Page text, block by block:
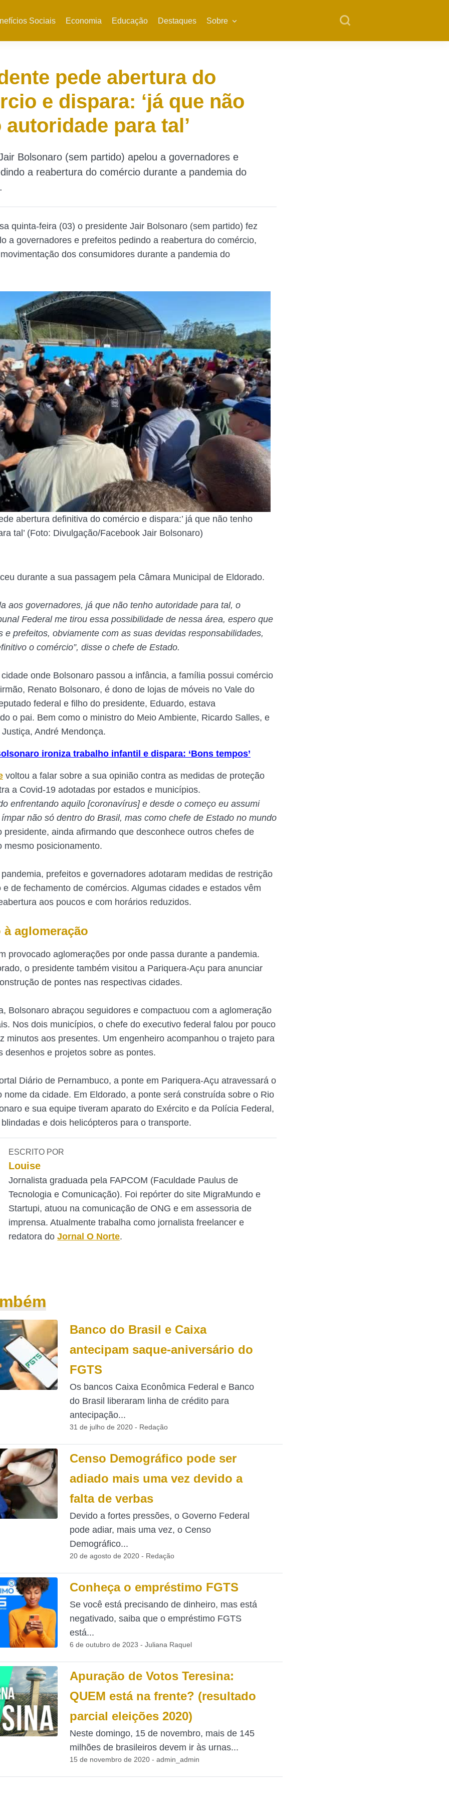
Sociais Economia Educação Destaques Sobre
pede abertura do
e dispara: ‘já que não
para tal’
Bolsonaro (sem partido) apelou a governadores e
a reabertura do comércio durante a pandemia do
quinta-feira (03) o presidente Jair Bolsonaro (sem partido) fez
a governadores e prefeitos pedindo a reabertura do comércio,
dos consumidores durante a pandemia do
abertura definitiva do comércio e dispara:’ já que não tenho
tal’ (Foto: Divulgação/Facebook Jair Bolsonaro)
durante a sua passagem pela Câmara Municipal de Eldorado.
aos governadores, já que não tenho autoridade para tal, o
Federal me tirou essa possibilidade de nessa área, espero que
e prefeitos, obviamente com as suas devidas responsabilidades,
o comércio”, disse o chefe de Estado.
onde Bolsonaro passou a infância, a família possui comércio
Renato Bolsonaro, é dono de lojas de móveis no Vale do
federal e filho do presidente, Eduardo, estava
o pai. Bem como o ministro do Meio Ambiente, Ricardo Salles, e
André Mendonça.
ironiza trabalho infantil e dispara: ‘Bons tempos’
voltou a falar sobre a sua opinião contra as medidas de proteção
a Covid-19 adotadas por estados e municípios.
enfrentando aquilo [coronavírus] e desde o começo eu assumi
não só dentro do Brasil, mas como chefe de Estado no mundo
presidente, ainda afirmando que desconhece outros chefes de
mesmo posicionamento.
prefeitos e governadores adotaram medidas de restrição
e de fechamento de comércios. Algumas cidades e estados vêm
aos poucos e com horários reduzidos.
aglomeração
provocado aglomerações por onde passa durante a pandemia.
o presidente também visitou a Pariquera-Açu para anunciar
de pontes nas respectivas cidades.
Bolsonaro abraçou seguidores e compactuou com a aglomeração
Nos dois municípios, o chefe do executivo federal falou por pouco
minutos aos presentes. Um engenheiro acompanhou o trajeto para
desenhos e projetos sobre as pontes.
Diário de Pernambuco, a ponte em Pariquera-Açu atravessará o
nome da cidade. Em Eldorado, a ponte será construída sobre o Rio
e sua equipe tiveram aparato do Exército e da Polícia Federal,
e dois helicópteros para o transporte.
ESCRITO POR
Louise
Jornalista graduada pela FAPCOM (Faculdade Paulus de
Tecnologia e Comunicação). Foi repórter do site MigraMundo e
Startupi, atuou na comunicação de ONG e em assessoria de
imprensa. Atualmente trabalha como jornalista freelancer e
redatora doJornal O Norte.
Banco do Brasil e Caixa
antecipam saque-aniversário do
FGTS
Os bancos Caixa Econômica Federal e Banco
do Brasil liberaram linha de crédito para
antecipação...
31 de julho de 2020 - Redação
Censo Demográfico pode ser
adiado mais uma vez devido a
falta de verbas
Devido a fortes pressões, o Governo Federal
pode adiar, mais uma vez, o Censo
Demográfico...
20 de agosto de 2020 - Redação
Conheça o empréstimo FGTS
Se você está precisando de dinheiro, mas está
negativado, saiba que o empréstimo FGTS
está...
6 de outubro de 2023 - Juliana Raquel
Apuração de Votos Teresina:
QUEM está na frente? (resultado
parcial eleições 2020)
Neste domingo, 15 de novembro, mais de 145
milhões de brasileiros devem ir às urnas...
15 de novembro de 2020 - admin_admin